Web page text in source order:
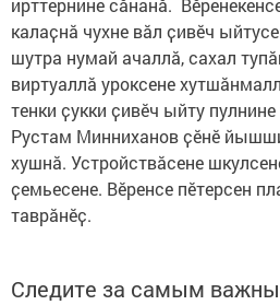
ирттернине сӑнанӑ.
калаҫнӑ чухне вӑл ҫивӗч
шутра нумай ачаллӑ, сахал
виртуаллӑ уроксене
тенки ҫукки ҫивӗч ыйту пулнине
Рустам Минниханов ҫӗнӗ
хушнӑ. Устройствӑсене
ҫемьесене. Вӗренсе пӗтерсен
таврӑнӗҫ.
Следите за самым